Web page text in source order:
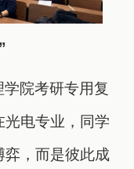
院考研专用复
光电专业，同学
弈，而是彼此成